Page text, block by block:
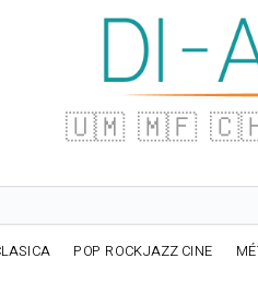
🇺🇲 🇲🇫
POP ROCKJAZZ CINE